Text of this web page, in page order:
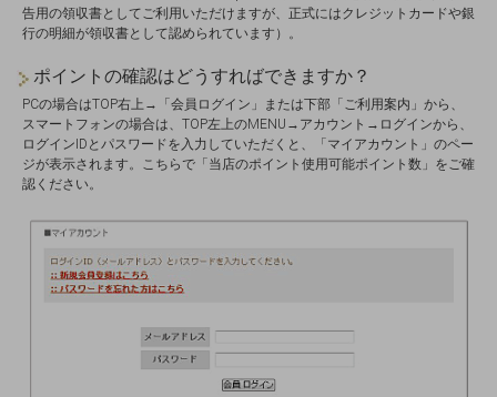
告用の領収書としてご利用いただけますが、正式にはクレジットカードや銀
行の明細が領収書として認められています）。
ポイントの確認はどうすればできますか？
PCの場合はTOP右上→「会員ログイン」または下部「ご利用案内」から、
スマートフォンの場合は、TOP左上のMENU→アカウント→ログインから、
ログインIDとパスワードを入力していただくと、「マイアカウント」のペー
ジが表示されます。こちらで「当店のポイント使用可能ポイント数」をご確
認ください。